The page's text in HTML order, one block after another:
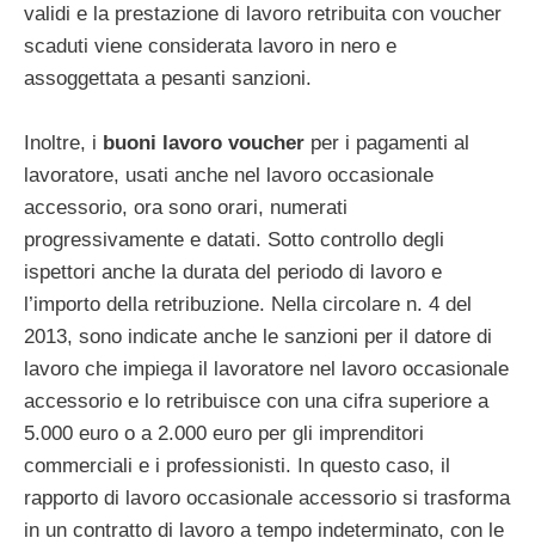
validi e la prestazione di lavoro retribuita con voucher
scaduti viene considerata lavoro in nero e
assoggettata a pesanti sanzioni.
Inoltre, i buoni lavoro voucher per i pagamenti al
lavoratore, usati anche nel lavoro occasionale
accessorio, ora sono orari, numerati
progressivamente e datati. Sotto controllo degli
ispettori anche la durata del periodo di lavoro e
l’importo della retribuzione. Nella circolare n. 4 del
2013, sono indicate anche le sanzioni per il datore di
lavoro che impiega il lavoratore nel lavoro occasionale
accessorio e lo retribuisce con una cifra superiore a
5.000 euro o a 2.000 euro per gli imprenditori
commerciali e i professionisti. In questo caso, il
rapporto di lavoro occasionale accessorio si trasforma
in un contratto di lavoro a tempo indeterminato, con le